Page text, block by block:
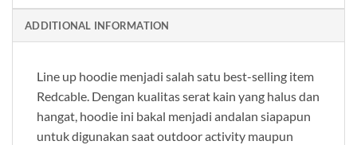
ADDITIONAL INFORMATION
Line up hoodie menjadi salah satu best-selling item
Redcable. Dengan kualitas serat kain yang halus dan
hangat, hoodie ini bakal menjadi andalan siapapun
untuk digunakan saat outdoor activity maupun